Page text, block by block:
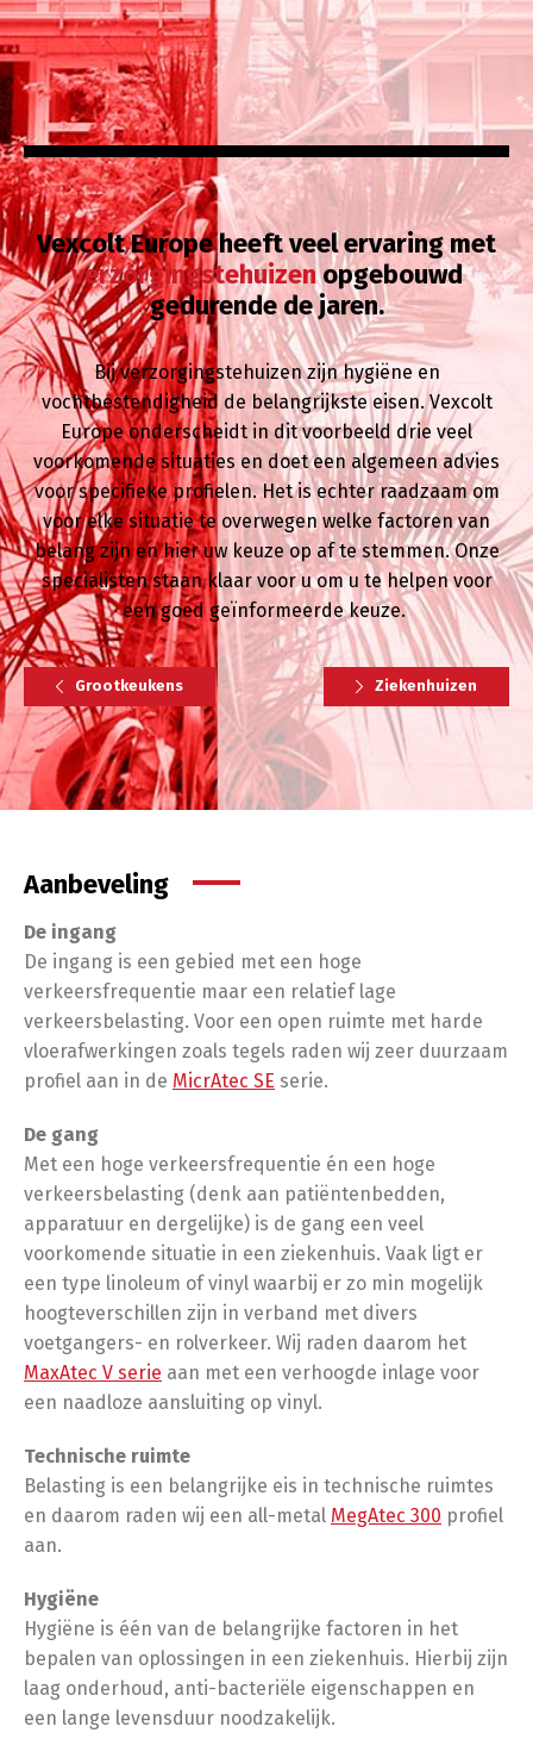
Vexcolt Europe heeft veel ervaring met
verzorgingstehuizenopgebouwd
gedurende de jaren.
Bij verzorgingstehuizen zijn hygiëne en
vochtbestendigheid de belangrijkste eisen. Vexcolt
Europe onderscheidt in dit voorbeeld drie veel
voorkomende situaties en doet een algemeen advies
voor specifieke profielen. Het is echter raadzaam om
voor elke situatie te overwegen welke factoren van
belang zijn en hier uw keuze op af te stemmen. Onze
specialisten staan klaar voor u om u te helpen voor
een goed geïnformeerde keuze.
Grootkeukens Ziekenhuizen
Aanbeveling
De ingang
De ingang is een gebied met een hoge
verkeersfrequentie maar een relatief lage
verkeersbelasting. Voor een open ruimte met harde
vloerafwerkingen zoals tegels raden wij zeer duurzaam
profiel aan in de MicrAtec SE serie.
De gang
Met een hoge verkeersfrequentie én een hoge
verkeersbelasting (denk aan patiëntenbedden,
apparatuur en dergelijke) is de gang een veel
voorkomende situatie in een ziekenhuis. Vaak ligt er
een type linoleum of vinyl waarbij er zo min mogelijk
hoogteverschillen zijn in verband met divers
voetgangers- en rolverkeer. Wij raden daarom het
MaxAtec V serie aan met een verhoogde inlage voor
een naadloze aansluiting op vinyl.
Technische ruimte
Belasting is een belangrijke eis in technische ruimtes
en daarom raden wij een all-metal MegAtec 300 profiel
aan.
Hygiëne
Hygiëne is één van de belangrijke factoren in het
bepalen van oplossingen in een ziekenhuis. Hierbij zijn
laag onderhoud, anti-bacteriële eigenschappen en
een lange levensduur noodzakelijk.